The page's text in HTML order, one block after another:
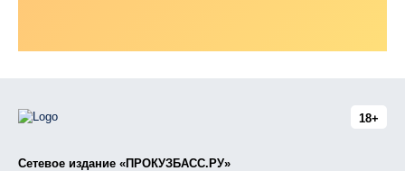
18+
Сетевое издание «ПРОКУЗБАСС.РУ»